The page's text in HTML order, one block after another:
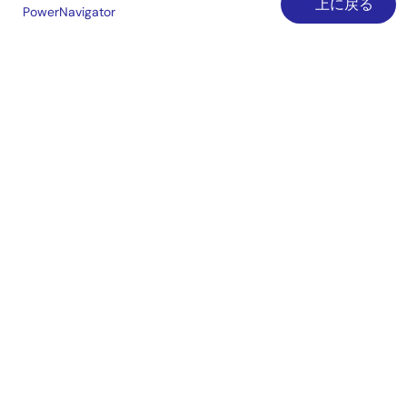
上に戻る
PowerNavigator